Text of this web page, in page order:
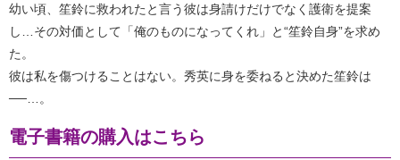
幼い頃、笙鈴に救われたと言う彼は身請けだけでなく護衛を提案
し…その対価として「俺のものになってくれ」と“笙鈴自身”を求め
た。
彼は私を傷つけることはない。秀英に身を委ねると決めた笙鈴は
──…。
電子書籍の購入はこちら